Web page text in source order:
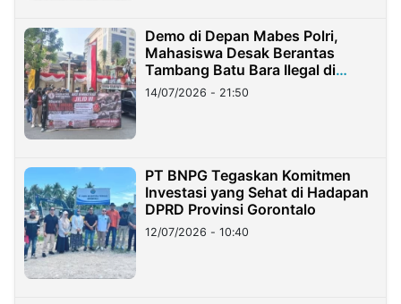
Demo di Depan Mabes Polri,
Mahasiswa Desak Berantas
Tambang Batu Bara Ilegal di
Lampung
14/07/2026 - 21:50
PT BNPG Tegaskan Komitmen
Investasi yang Sehat di Hadapan
DPRD Provinsi Gorontalo
12/07/2026 - 10:40